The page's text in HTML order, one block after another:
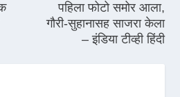
पहिला फोटो समोर आला,
गौरी-सुहानासह साजरा केला
– इंडिया टीव्ही हिंदी